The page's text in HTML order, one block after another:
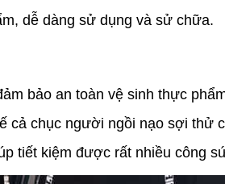
dễ dàng sử dụng và sử chữa.
bảo an toàn vệ sinh thực
chục người ngồi nạo sợi thử
tiết kiệm được rất nhiều công